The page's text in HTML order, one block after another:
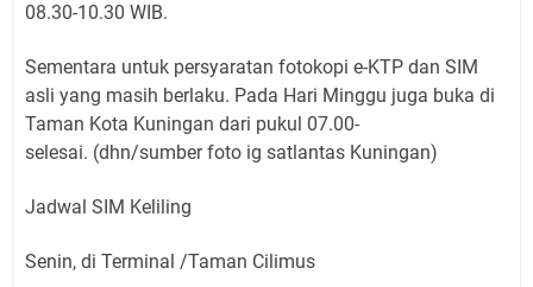
08.30-10.30 WIB.
Sementara untuk persyaratan fotokopi e-KTP dan SIM
asli yang masih berlaku. Pada Hari Minggu juga buka di
Taman Kota Kuningan dari pukul 07.00-
selesai. (dhn/sumber foto ig satlantas Kuningan)
Jadwal SIM Keliling
Senin, di Terminal /Taman Cilimus